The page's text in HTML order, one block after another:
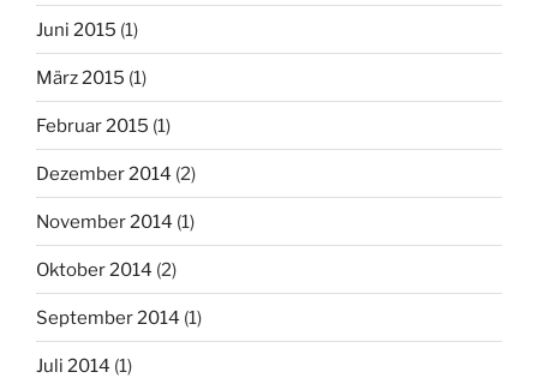
Juni 2015 (1)
März 2015 (1)
Februar 2015 (1)
Dezember 2014 (2)
November 2014 (1)
Oktober 2014 (2)
September 2014 (1)
Juli 2014 (1)